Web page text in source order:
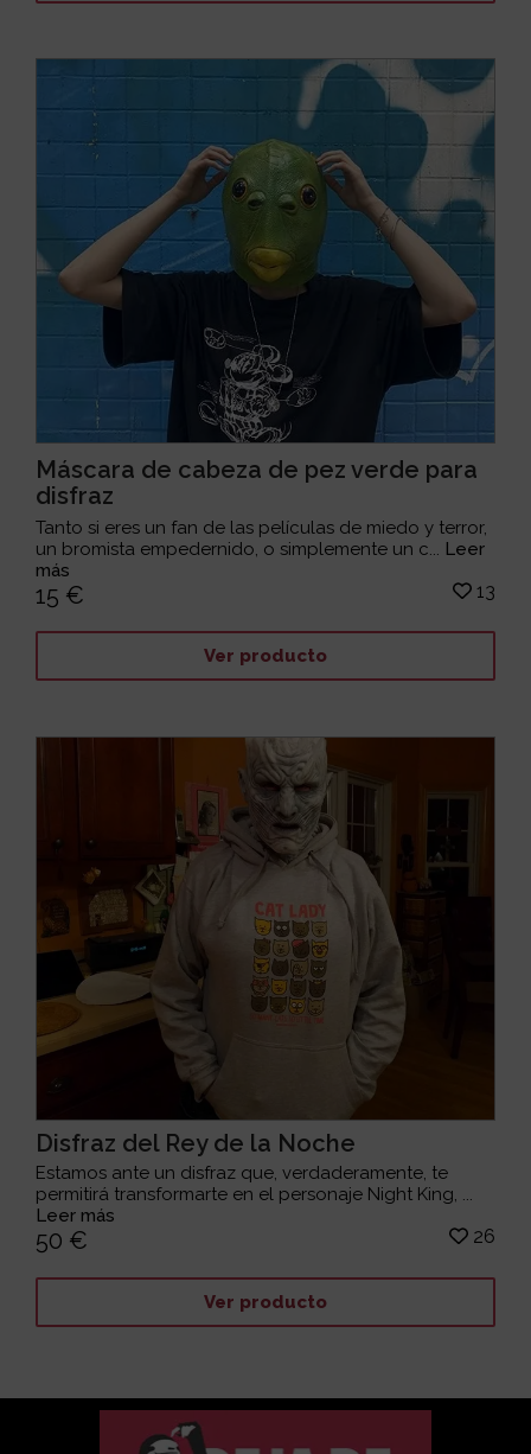
Máscara de cabeza de pez verde para
disfraz
Tanto si eres un fan de las películas de miedo y terror,
un bromista empedernido, o simplemente un c... Leer
más
15 € 13
Ver producto
Disfraz del Rey de la Noche
Estamos ante un disfraz que, verdaderamente, te
permitirá transformarte en el personaje Night King, ...
Leer más
50 € 26
Ver producto